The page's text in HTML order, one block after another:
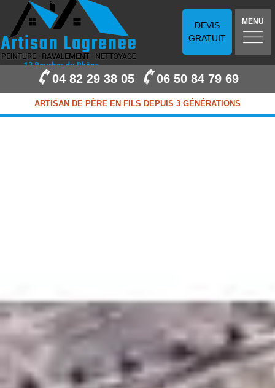
DEVIS
GRATUIT
MENU
04 82 29 38 05 06 50 84 79 69
ARTISAN DE PÈRE EN FILS DEPUIS 3 GÉNÉRATIONS